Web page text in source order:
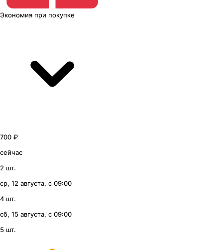
Экономия при покупке
700 ₽
сейчас
2 шт.
ср, 12 августа, с 09:00
4 шт.
сб, 15 августа, с 09:00
5 шт.